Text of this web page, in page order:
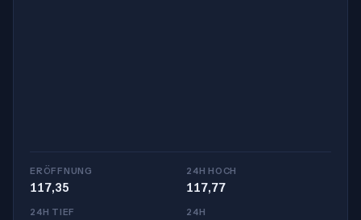
ERÖFFNUNG
117,35
24H HOCH
117,77
24H TIEF 24H